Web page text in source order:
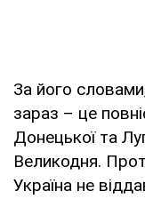
За його
зараз – це
Донецької та
Великодня.
Україна не